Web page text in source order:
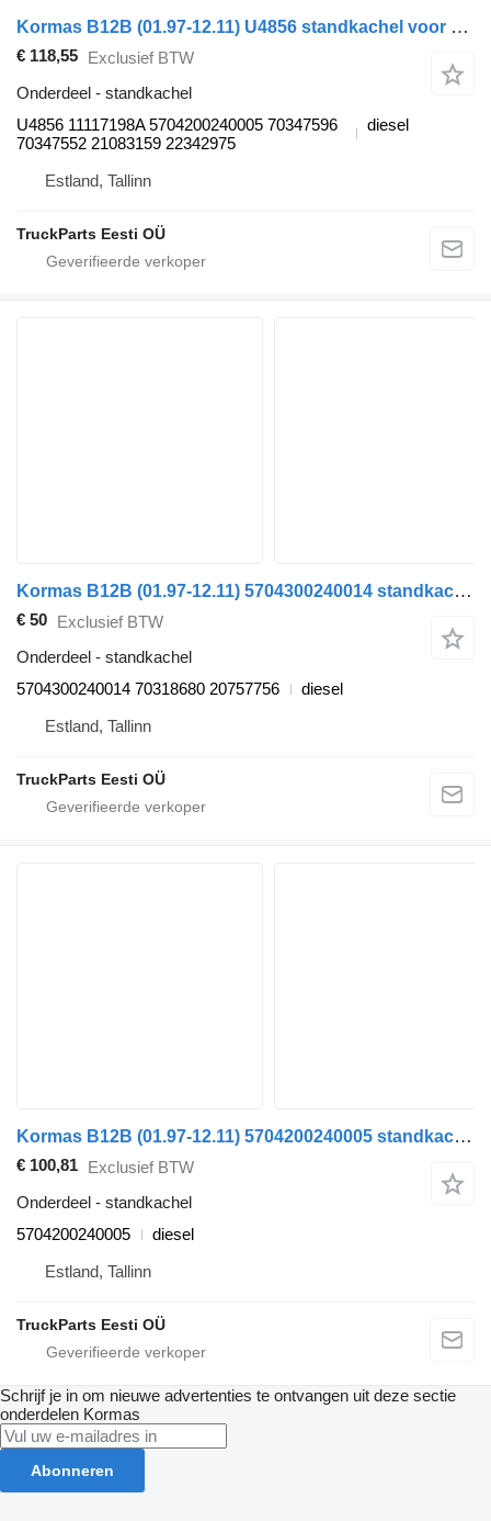
Kormas B12B (01.97-12.11) U4856 standkachel voor Volvo B6, B7, B9, B10, B12 bus (1978-2011)
€ 118,55 Exclusief BTW
Onderdeel - standkachel
U4856 11117198A 5704200240005 70347596
70347552 21083159 22342975
diesel
Estland, Tallinn
TruckParts Eesti OÜ
Kormas B12B (01.97-12.11) 5704300240014 standkachel voor Volvo B6, B7, B9, B10, B12 bus (1978-2011)
€ 50 Exclusief BTW
Onderdeel - standkachel
5704300240014 70318680 20757756
diesel
Estland, Tallinn
TruckParts Eesti OÜ
Kormas B12B (01.97-12.11) 5704200240005 standkachel voor Volvo B6, B7, B9, B10, B12 bus (1978-2011)
€ 100,81 Exclusief BTW
Onderdeel - standkachel
5704200240005
diesel
Estland, Tallinn
TruckParts Eesti OÜ
Schrijf je in om nieuwe advertenties te ontvangen uit deze sectie
onderdelen Kormas
Abonneren